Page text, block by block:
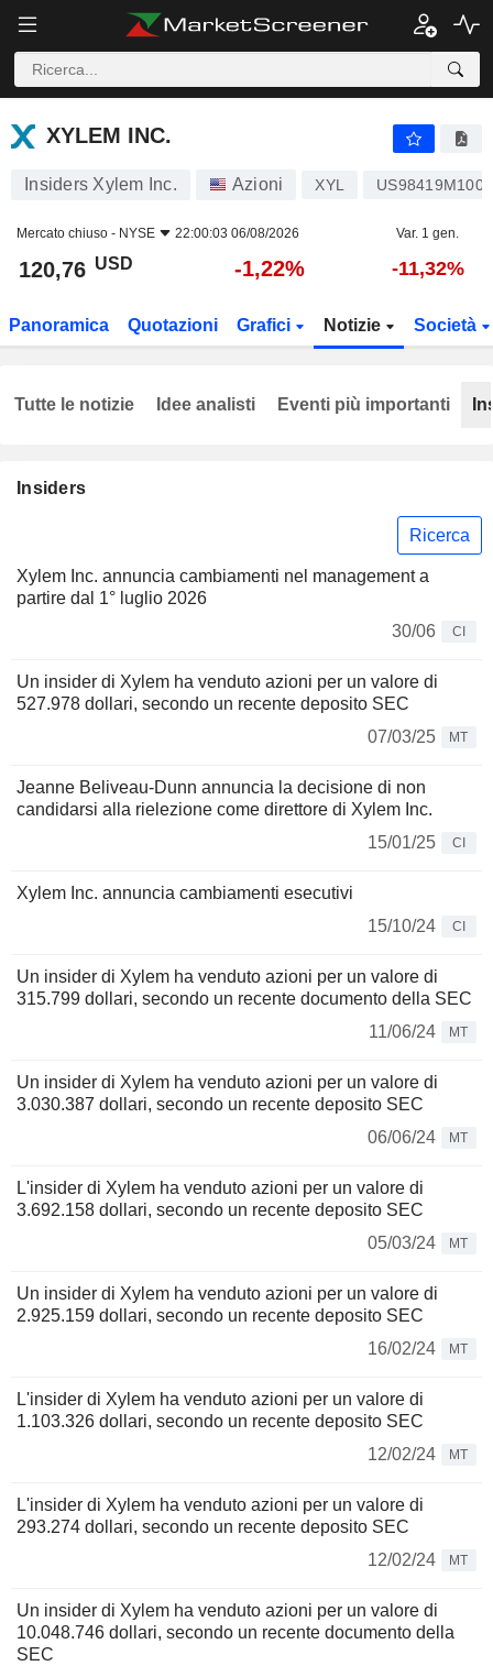
XYLEM INC.
XYLEM INC.
Insiders Xylem Inc. Azioni XYL US98419M1009
Mercato chiuso - NYSE 22:00:03 06/08/2026 Var. 1 gen.
120,76 USD -1,22% -11,32%
Panoramica Quotazioni Grafici Notizie Società
Insiders
Ricerca
Xylem Inc. annuncia cambiamenti nel management a
partire dal 1° luglio 2026
30/06
CI
Un insider di Xylem ha venduto azioni per un valore di
527.978 dollari, secondo un recente deposito SEC
07/03/25
MT
Jeanne Beliveau-Dunn annuncia la decisione di non
candidarsi alla rielezione come direttore di Xylem Inc.
15/01/25
CI
Xylem Inc. annuncia cambiamenti esecutivi
15/10/24
CI
Un insider di Xylem ha venduto azioni per un valore di
315.799 dollari, secondo un recente documento della SEC
11/06/24
MT
Un insider di Xylem ha venduto azioni per un valore di
3.030.387 dollari, secondo un recente deposito SEC
06/06/24
MT
L'insider di Xylem ha venduto azioni per un valore di
3.692.158 dollari, secondo un recente deposito SEC
05/03/24
MT
Un insider di Xylem ha venduto azioni per un valore di
2.925.159 dollari, secondo un recente deposito SEC
16/02/24
MT
L'insider di Xylem ha venduto azioni per un valore di
1.103.326 dollari, secondo un recente deposito SEC
12/02/24
MT
L'insider di Xylem ha venduto azioni per un valore di
293.274 dollari, secondo un recente deposito SEC
12/02/24
MT
Un insider di Xylem ha venduto azioni per un valore di
10.048.746 dollari, secondo un recente documento della
SEC
Tutte le notizie Idee analisti Eventi più importanti